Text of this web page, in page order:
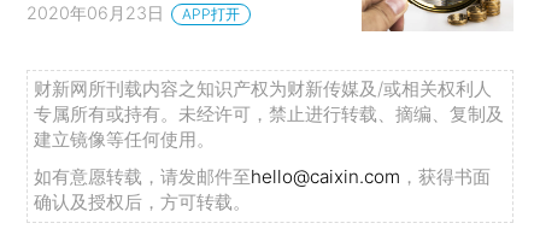
2020年06月23日 APP打开
财新网所刊载内容之知识产权为财新传媒及/或相关权利人
专属所有或持有。未经许可，禁止进行转载、摘编、复制及
建立镜像等任何使用。
如有意愿转载，请发邮件至hello@caixin.com ，获得书面
确认及授权后，方可转载。